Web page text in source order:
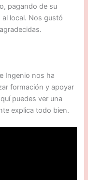
pagando de su
local. Nos gustó
Ingenio nos ha
formación y apoyar
puedes ver una
explica todo bien.